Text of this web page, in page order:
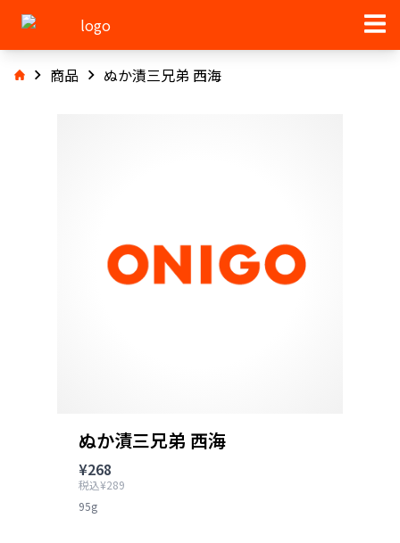
商品 ぬか漬三兄弟 西海
ぬか漬三兄弟 西海
¥268
税込¥289
95g